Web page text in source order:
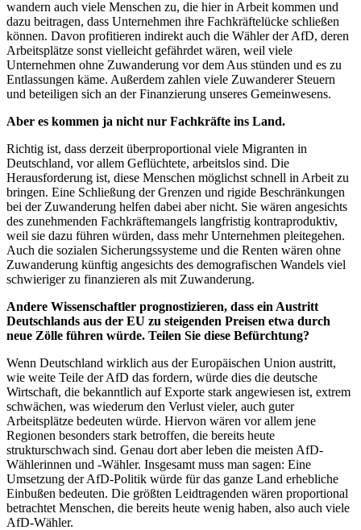
wandern auch viele Menschen zu, die hier in Arbeit kommen und
dazu beitragen, dass Unternehmen ihre Fachkräftelücke schließen
können. Davon profitieren indirekt auch die Wähler der AfD, deren
Arbeitsplätze sonst vielleicht gefährdet wären, weil viele
Unternehmen ohne Zuwanderung vor dem Aus stünden und es zu
Entlassungen käme. Außerdem zahlen viele Zuwanderer Steuern
und beteiligen sich an der Finanzierung unseres Gemeinwesens.
Aber es kommen ja nicht nur Fachkräfte ins Land.
Richtig ist, dass derzeit überproportional viele Migranten in
Deutschland, vor allem Geflüchtete, arbeitslos sind. Die
Herausforderung ist, diese Menschen möglichst schnell in Arbeit zu
bringen. Eine Schließung der Grenzen und rigide Beschränkungen
bei der Zuwanderung helfen dabei aber nicht. Sie wären angesichts
des zunehmenden Fachkräftemangels langfristig kontraproduktiv,
weil sie dazu führen würden, dass mehr Unternehmen pleitegehen.
Auch die sozialen Sicherungssysteme und die Renten wären ohne
Zuwanderung künftig angesichts des demografischen Wandels viel
schwieriger zu finanzieren als mit Zuwanderung.
Andere Wissenschaftler prognostizieren, dass ein Austritt
Deutschlands aus der EU zu steigenden Preisen etwa durch
neue Zölle führen würde. Teilen Sie diese Befürchtung?
Wenn Deutschland wirklich aus der Europäischen Union austritt,
wie weite Teile der AfD das fordern, würde dies die deutsche
Wirtschaft, die bekanntlich auf Exporte stark angewiesen ist, extrem
schwächen, was wiederum den Verlust vieler, auch guter
Arbeitsplätze bedeuten würde. Hiervon wären vor allem jene
Regionen besonders stark betroffen, die bereits heute
strukturschwach sind. Genau dort aber leben die meisten AfD-
Wählerinnen und -Wähler. Insgesamt muss man sagen: Eine
Umsetzung der AfD-Politik würde für das ganze Land erhebliche
Einbußen bedeuten. Die größten Leidtragenden wären proportional
betrachtet Menschen, die bereits heute wenig haben, also auch viele
AfD-Wähler.